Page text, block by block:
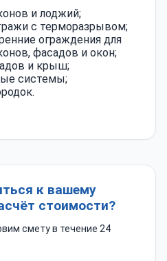
и лоджий;
с терморазрывом;
ограждения для
фасадов и окон;
и крыш;
системы;
к вашему
стоимости?
смету в течение 24